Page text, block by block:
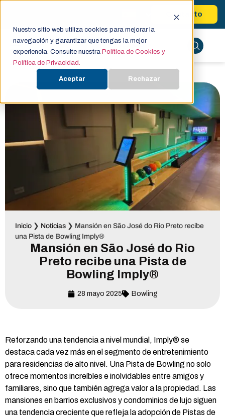
Nuestro sitio web utiliza cookies para mejorar la
navegación y garantizar que tengas la mejor
experiencia. Consulte nuestra Política de Cookies y
Política de Privacidad.
Aceptar Rechazar
Contacto
Inicio ❯ Noticias ❯ Mansión en São José do Rio Preto recibe
una Pista de Bowling Imply®
Mansión en São José do Rio
Preto recibe una Pista de
Bowling Imply®
28 mayo 2025 Bowling
Reforzando una tendencia a nivel mundial, Imply® se
destaca cada vez más en el segmento de entretenimiento
para residencias de alto nivel. Una Pista de Bowling no solo
ofrece momentos increíbles e inolvidables entre amigos y
familiares, sino que también agrega valor a la propiedad. Las
mansiones en barrios exclusivos y condominios de lujo siguen
una tendencia creciente que refleja la adopción de Pistas de